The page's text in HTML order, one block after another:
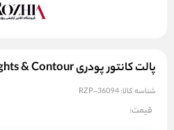
پالت کانتور پودری Iconic Lights & Contour رولوشن
شناسه کالا:RZP-36094
قیمت: